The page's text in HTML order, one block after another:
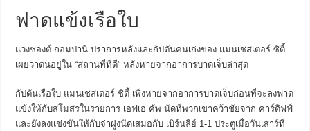
ฟาดแข้งเรือใบ
แวงซองต์ กอมปานี ปราการหลังและกัปตันคนเก่งของ แมนเชสเตอร์ ซิตี้
เผยว่าตนอยู่ใน “สถานที่ที่ดี” หลังหายจากอาการบาดเจ็บล่าสุด
กัปตันเรือใบ แมนเชสเตอร์ ซิตี้ เพิ่งหายจากอาการบาดเจ็บก่อนที่จะลงฟาด
แข้งให้กับสโมสรในรายการ เอฟเอ คัพ นัดที่พวกเขาคว้าชัยจาก คาร์ดิฟฟ์
และยังลงแข่งขันให้กับจ่าฝูงนัดเสมอกับ เบิร์นลีย์ 1-1 ประตูเมื่อวันเสาร์ที่